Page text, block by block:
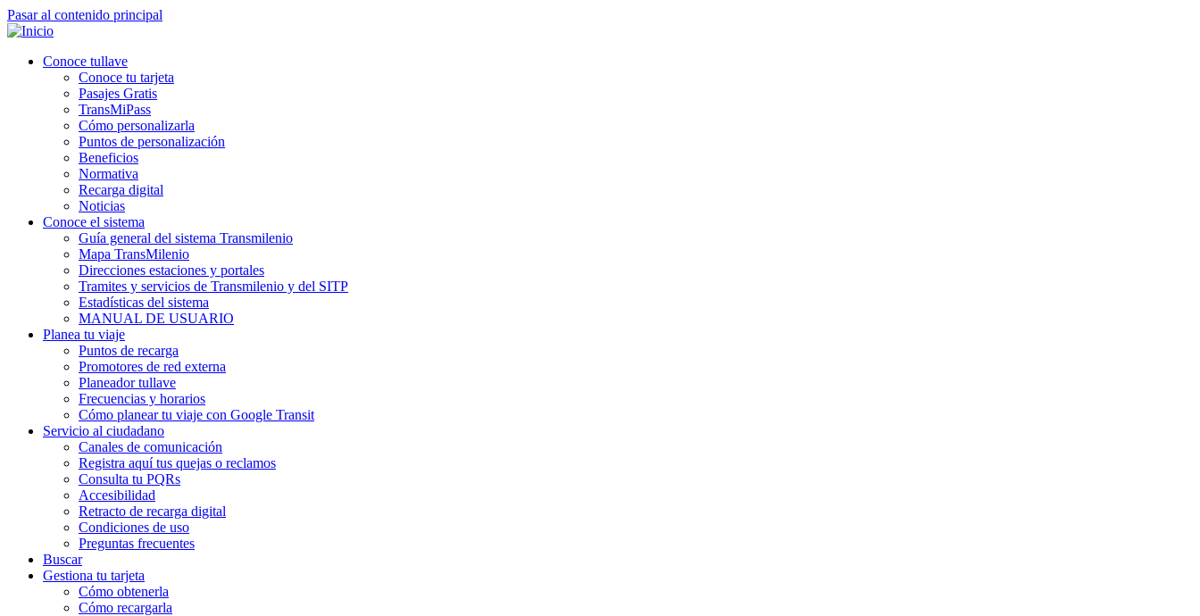
Pasar al contenido principal
Navegación
principal
Conoce tullave
Conoce tu tarjeta
Pasajes Gratis
TransMiPass
Cómo personalizarla
Puntos de personalización
Beneficios
Normativa
Recarga digital
Noticias
Conoce el sistema
Guía general del sistema Transmilenio
Mapa TransMilenio
Direcciones estaciones y portales
Tramites y servicios de Transmilenio y del SITP
Estadísticas del sistema
MANUAL DE USUARIO
Planea tu viaje
Puntos de recarga
Promotores de red externa
Planeador tullave
Frecuencias y horarios
Cómo planear tu viaje con Google Transit
Servicio al ciudadano
Canales de comunicación
Registra aquí tus quejas o reclamos
Consulta tu PQRs
Accesibilidad
Retracto de recarga digital
Condiciones de uso
Preguntas frecuentes
Buscar
Gestiona tu tarjeta
Cómo obtenerla
Cómo recargarla